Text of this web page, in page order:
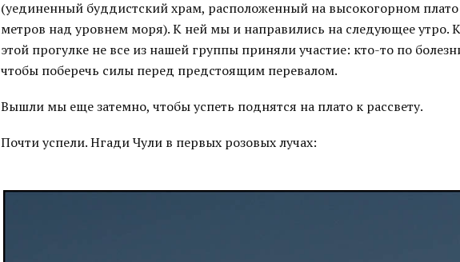
(уединенный буддистский храм, расположенный на высокогорном
метров над уровнем моря). К ней мы и направились на следующее утро.
этой прогулке не все из нашей группы приняли участие: кто-то по
чтобы поберечь силы перед предстоящим перевалом.
Вышли мы еще затемно, чтобы успеть поднятся на плато к рассвету.
Почти успели. Нгади Чули в первых розовых лучах: